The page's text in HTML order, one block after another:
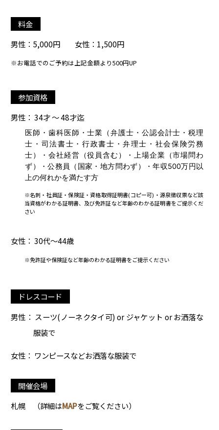
料金
男性：5,000円 女性：1,500円
※お電話でのご予約は上記金額より500円UP
参加資格
男性： 34才 ～ 48才迄
医師・歯科医師・士業（弁護士・公認会計士・税理
士・司法書士・行政書士・弁理士・社会保険労務
士）・会社経営（役員含む）・上場企業（市場問わ
ず）・公務員（国家・地方問わず）・年収500万円以
上の何れかを満たす方
※名刺・社員証・保険証・資格取得証明書(コピー可)・源泉徴収票など該
当資格がわかる証明書、及び免許証など年齢のわかる証明書をご提示くだ
さい
女性： 30代～44歳
※免許証や保険証など年齢のわかる証明書をご提示ください
ドレスコード
男性： スーツ(ノーネクタイ可) or ジャケット or お洒落な
服装で
女性： ワンピースなどお洒落な服装で
開催会場
札幌
（詳細はMAPをご覧ください）